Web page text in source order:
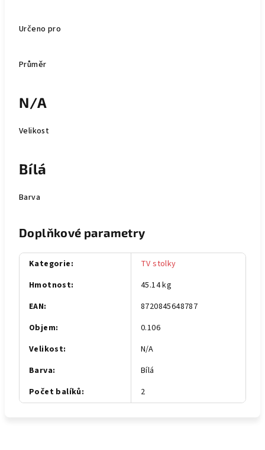
Určeno pro
Průměr
N/A
Velikost
Bílá
Barva
Doplňkové parametry
Kategorie:
TV stolky
Hmotnost:
45.14 kg
EAN:
8720845648787
Objem:
0.106
Velikost:
N/A
Barva:
Bílá
Počet balíků: 2